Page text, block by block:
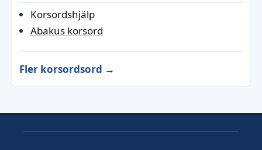
Korsordshjälp
Abakus korsord
Fler korsordsord →